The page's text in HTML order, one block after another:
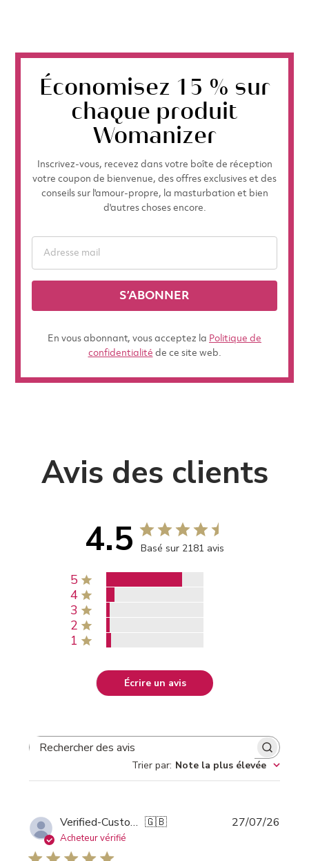
Économisez 15 % sur
chaque produit
Womanizer
Inscrivez-vous, recevez dans votre boîte de réception
votre coupon de bienvenue, des offres exclusives et des
conseils sur l'amour-propre, la masturbation et bien
d'autres choses encore.
S’ABONNER
En vous abonnant, vous acceptez la Politique de
confidentialité de ce site web.
Avis des clients
4.5 Basé sur 2181 avis
5
4
3
2
1
Écrire un avis
Trier par: Note la plus élevée
Verified-Customer 🇬🇧
Acheteur vérifié
27/07/26